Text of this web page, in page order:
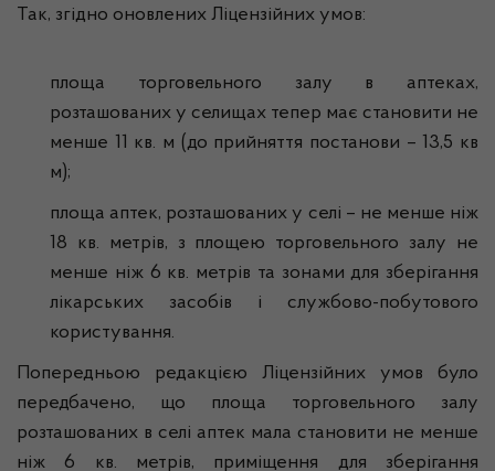
Так, згідно оновлених Ліцензійних умов:
площа торговельного залу в аптеках,
розташованих у селищах тепер має становити не
менше 11 кв. м (до прийняття постанови – 13,5 кв
м);
площа аптек, розташованих у селі – не менше ніж
18 кв. метрів, з площею торговельного залу не
менше ніж 6 кв. метрів та зонами для зберігання
лікарських засобів і службово-побутового
користування.
Попередньою редакцією Ліцензійних умов було
передбачено, що площа торговельного залу
розташованих в селі аптек мала становити не менше
ніж 6 кв. метрів, приміщення для зберігання